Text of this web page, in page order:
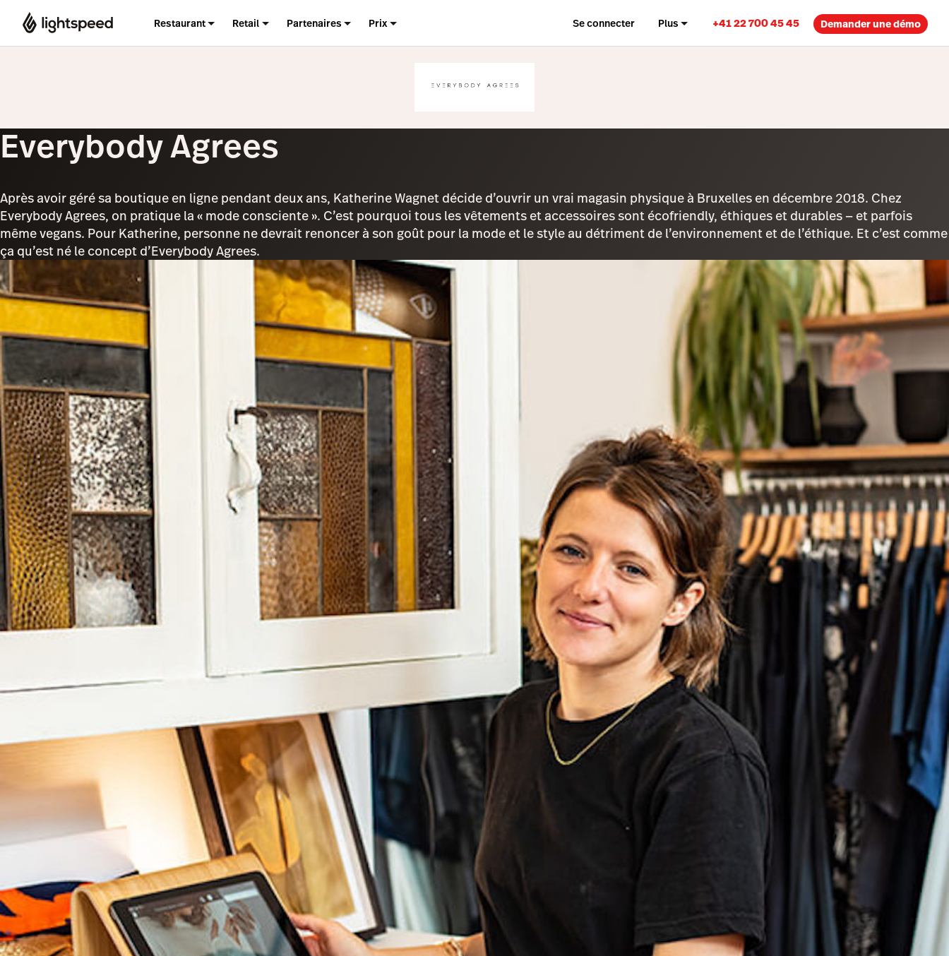
Restaurant Retail Partenaires Prix Se connecter Plus +41 22 700 45 45 Demander une démo
Everybody Agrees
Après avoir géré sa boutique en ligne pendant deux ans, Katherine Wagnet décide d’ouvrir un vrai magasin physique à Bruxelles en décembre 2018. Chez
Everybody Agrees, on pratique la « mode consciente ». C’est pourquoi tous les vêtements et accessoires sont écofriendly, éthiques et durables — et parfois
même vegans. Pour Katherine, personne ne devrait renoncer à son goût pour la mode et le style au détriment de l’environnement et de l’éthique. Et c’est comme
ça qu’est né le concept d’Everybody Agrees.